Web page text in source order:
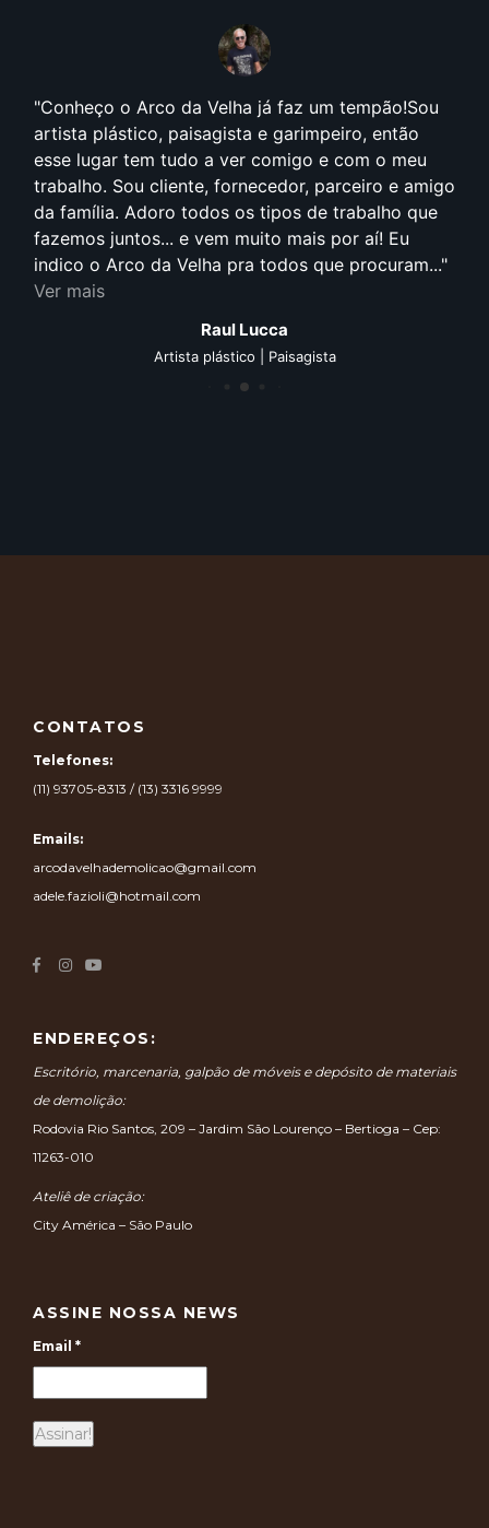
Conheço o Arco da Velha já faz um tempão!Sou
artista plástico, paisagista e garimpeiro, então
esse lugar tem tudo a ver comigo e com o meu
trabalho. Sou cliente, fornecedor, parceiro e amigo
da família. Adoro todos os tipos de trabalho que
fazemos juntos... e vem muito mais por aí! Eu
indico o Arco da Velha pra todos que procuram...
Ver mais
Raul Lucca
Artista plástico | Paisagista
CONTATOS
Telefones:
(11) 93705-8313 / (13) 3316 9999
Emails:
arcodavelhademolicao@gmail.com
adele.fazioli@hotmail.com
ENDEREÇOS:
Escritório, marcenaria, galpão de móveis e depósito de materiais
de demolição:
Rodovia Rio Santos, 209 – Jardim São Lourenço – Bertioga – Cep:
11263-010
Ateliê de criação:
City América – São Paulo
ASSINE NOSSA NEWS
Email *